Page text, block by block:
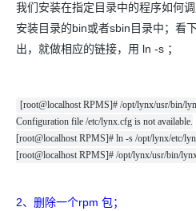
我们安装在指定目录中的程序如何
安装目录的bin或者sbin目录中；看
出，就做相应的链接，用 ln -s ；
[root@localhost RPMS]# /opt/lynx/usr/bin/
Configuration file /etc/lynx.cfg is not available.
[root@localhost RPMS]# ln -s /opt/lynx/etc/
[root@localhost RPMS]# /opt/lynx/usr/bin/
2、删除一个rpm 包；